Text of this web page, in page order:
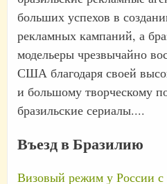
больших успехов в
рекламных кампаний, а
модельеры чрезвычайно
США благодаря своей
и большому творческому
бразильские сериалы....
Въезд в Бразилию
Визовый режим у России с